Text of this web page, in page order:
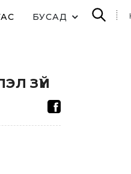
БУСАД
ЗҮЙ